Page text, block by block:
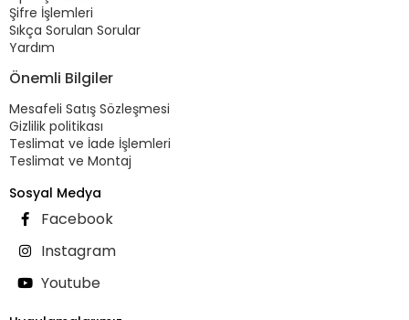
Şifre İşlemleri
Sıkça Sorulan Sorular
Yardım
Önemli Bilgiler
Mesafeli Satış Sözleşmesi
Gizlilik politikası
Teslimat ve İade İşlemleri
Teslimat ve Montaj
Sosyal Medya
Facebook
Instagram
Youtube